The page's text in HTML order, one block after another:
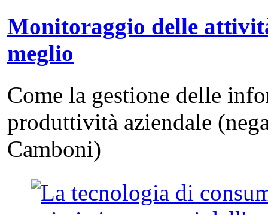
Monitoraggio delle
meglio
Come la gestione delle
produttività aziendale
Camboni)